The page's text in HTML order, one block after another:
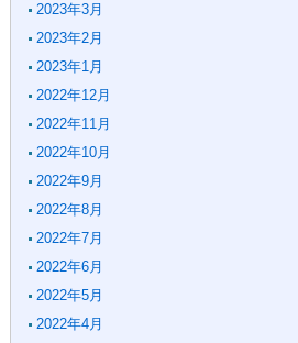
2023年3月
2023年2月
2023年1月
2022年12月
2022年11月
2022年10月
2022年9月
2022年8月
2022年7月
2022年6月
2022年5月
2022年4月